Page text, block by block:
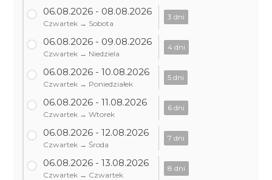
06.08.2026 - 08.08.2026
Czwartek → Sobota
3 dni
06.08.2026 - 09.08.2026
Czwartek → Niedziela
4 dni
06.08.2026 - 10.08.2026
Czwartek → Poniedziałek
5 dni
06.08.2026 - 11.08.2026
Czwartek → Wtorek
6 dni
06.08.2026 - 12.08.2026
Czwartek → Środa
7 dni
06.08.2026 - 13.08.2026
Czwartek → Czwartek
8 dni